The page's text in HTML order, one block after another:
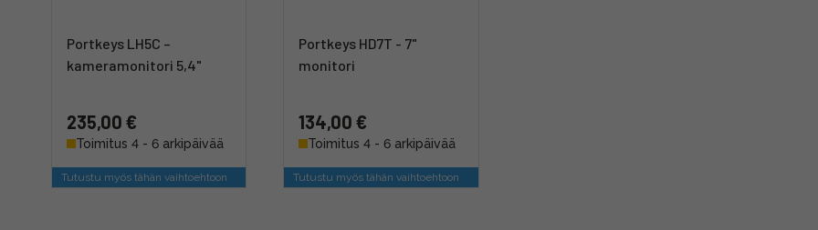
Portkeys LH5C –
kameramonitori 5,4"
235,00 €
Toimitus 4 - 6 arkipäivää
Tutustu myös tähän vaihtoehtoon
Portkeys HD7T - 7"
monitori
134,00 €
Toimitus 4 - 6 arkipäivää
Tutustu myös tähän vaihtoehtoon